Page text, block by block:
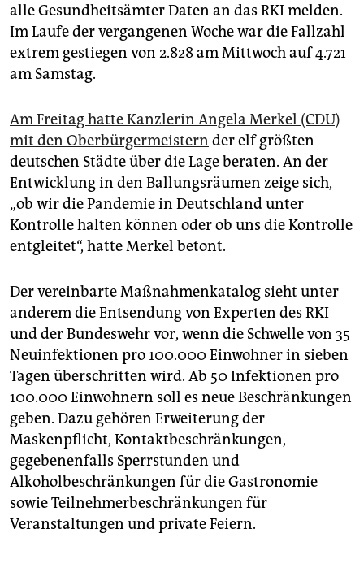
alle Gesundheitsämter Daten an das RKI melden.
Im Laufe der vergangenen Woche war die Fallzahl
extrem gestiegen von 2.828 am Mittwoch auf 4.721
am Samstag.
Am Freitag hatte Kanzlerin Angela Merkel (CDU)
mit den Oberbürgermeistern der elf größten
deutschen Städte über die Lage beraten. An der
Entwicklung in den Ballungsräumen zeige sich,
„ob wir die Pandemie in Deutschland unter
Kontrolle halten können oder ob uns die Kontrolle
entgleitet“, hatte Merkel betont.
Der vereinbarte Maßnahmenkatalog sieht unter
anderem die Entsendung von Experten des RKI
und der Bundeswehr vor, wenn die Schwelle von 35
Neuinfektionen pro 100.000 Einwohner in sieben
Tagen überschritten wird. Ab 50 Infektionen pro
100.000 Einwohnern soll es neue Beschränkungen
geben. Dazu gehören Erweiterung der
Maskenpflicht, Kontaktbeschränkungen,
gegebenenfalls Sperrstunden und
Alkoholbeschränkungen für die Gastronomie
sowie Teilnehmerbeschränkungen für
Veranstaltungen und private Feiern.